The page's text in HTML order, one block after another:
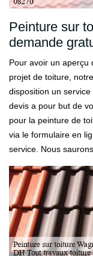
Peinture sur
demande
Pour avoir un aperçu
projet de toiture,
disposition un
devis a pour but de
pour la peinture de
via le formulaire en
service. Nous